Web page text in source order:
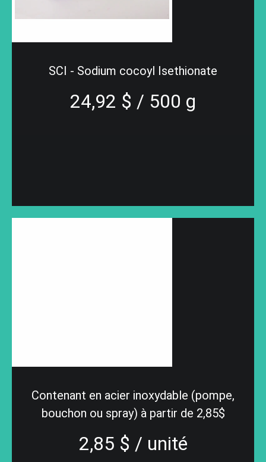
SCI - Sodium cocoyl Isethionate
24,92 $ / 500 g
Contenant en acier inoxydable (pompe,
bouchon ou spray) à partir de 2,85$
2,85 $ / unité